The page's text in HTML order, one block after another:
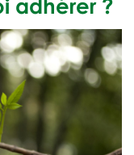
adhérer ?